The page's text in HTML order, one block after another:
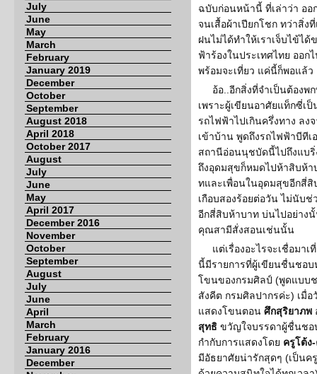
July
June
May
March
February
January 2019
December
October
September
August 2018
April 2018
October 2017
August
July
June
May
April 2017
December 2016
November
October
September
August
July
June
April
March
February
January 2016
December
ฉบับก่อนหน้านี้ ที่เล่าว่า ออ
จนเสื้อผ้าเปียกโชก ทว่าสิ่ง
ฝนไม่ได้ทำให้เราเจ็บไข้ไ
ฟ้าร้องในประเทศไทย ออก
พร้อมจะเที่ยว แค่นี้ก็พอแล้ว
อ้อ..อีกสิ่งที่จำเป็นต้องพ
เพราะผู้เขียนอาศัยแท็กซี่เ
รถไฟฟ้าไปเกินครึ่งทาง ลง
เข้าบ้าน พูดถึงรถไฟฟ้าบีที
สถานีอ่อนนุชบัดนี้ไปถึงแบริ่
ถึงอุดมสุขก็หมดไปห้าสิบห้า
ทและเพื่อนในอุดมสุขอีกสี่สิ
เกือบสองร้อยต่อวัน ไม่นับช่
อีกสี่สิบห้าบาท บ่นไปอย่างนั้
คุณสามีสั่งสอนเช่นนั้น
แต่เรื่องอะไรจะเชื่อมา
นี้มีรายการที่ผู้เขียนชื่นชอบ
โขนของกรมศิลป์ (พูดแบบ
สังคีต กรมศิลปากรค่ะ) เมื่
แสดงโขนตอน ศึกสุริยาภพ
สุทธิ ขวัญใจบรรดาผู้ชื่นชอ
กำกับการแสดงโดย ครูโต้ง
มีอัธยาศัยน่ารักสุดๆ (เป็นค